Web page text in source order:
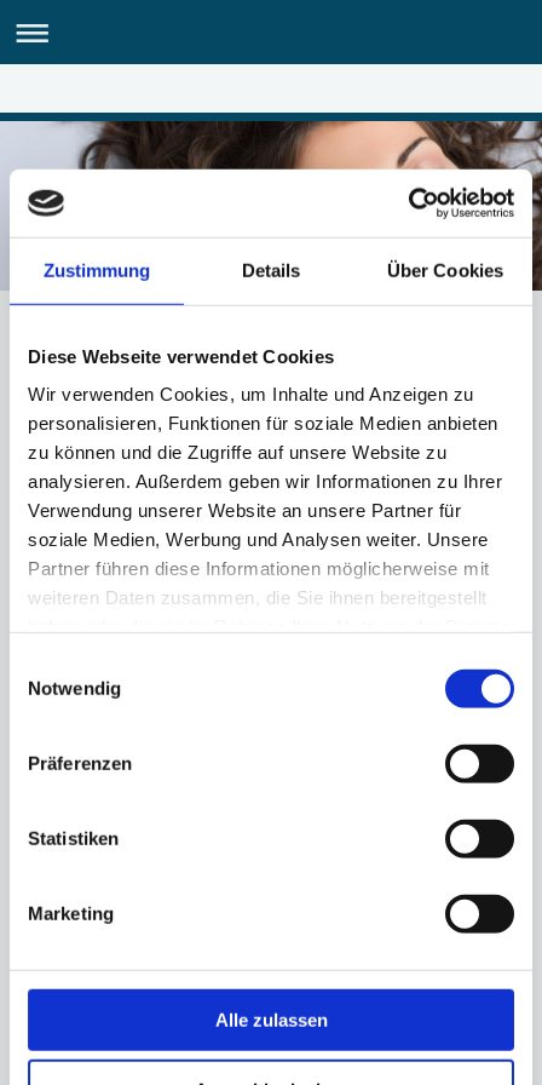
Zustimmung Details Über Cookies
Diese Webseite verwendet Cookies
Wir verwenden Cookies, um Inhalte und Anzeigen zu
personalisieren, Funktionen für soziale Medien anbieten
zu können und die Zugriffe auf unsere Website zu
analysieren. Außerdem geben wir Informationen zu Ihrer
Verwendung unserer Website an unsere Partner für
soziale Medien, Werbung und Analysen weiter. Unsere
Partner führen diese Informationen möglicherweise mit
weiteren Daten zusammen, die Sie ihnen bereitgestellt
Notwendig
Präferenzen
Statistiken
Marketing
Alle zulassen
Kontakt
Hochstr.14